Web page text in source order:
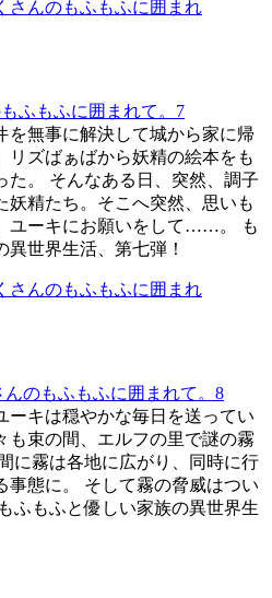
ふもふに囲まれて。7
を無事に解決して城から家に帰
リズばぁばから妖精の絵本をも
た。 そんなある日、突然、調子
妖精たち。そこへ突然、思いも
ユーキにお願いをして……。 も
世界生活、第七弾！
のもふもふに囲まれて。8
ーキは穏やかな毎日を送ってい
も束の間、エルフの里で謎の霧
に霧は各地に広がり、同時に行
事態に。 そして霧の脅威はつい
ふもふと優しい家族の異世界生